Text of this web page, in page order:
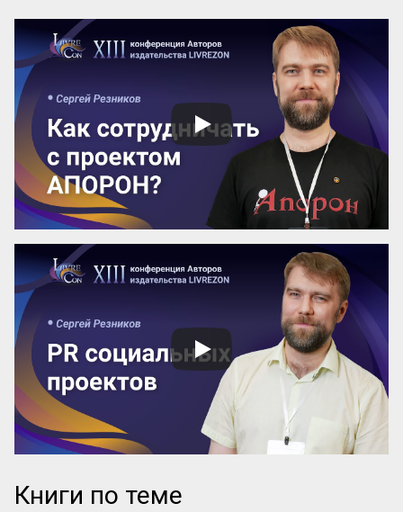
Мы привыкли делегировать людям, но
забываем настраивать процессы. Ставка
на человеческий фактор превращает
управление в лотерею, где выигрышный
билет достаётся лишь единицам.
Существует иной подход: он позволяет
сделать компанию человеко-
независимой, где результат гарантирует
не гениальность сотрудника, а ...
Книги по теме